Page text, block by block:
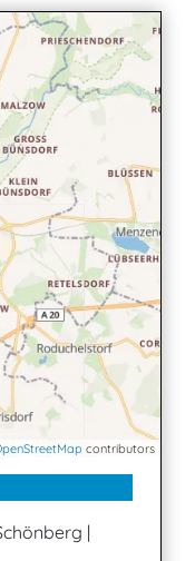
contributors
|